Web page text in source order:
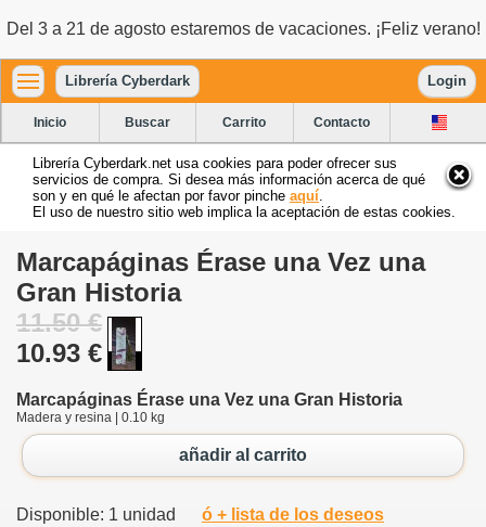
Del 3 a 21 de agosto estaremos de vacaciones. ¡Feliz verano!
Librería Cyberdark Login
Inicio Buscar Carrito Contacto
Librería Cyberdark.net usa cookies para poder ofrecer sus
servicios de compra. Si desea más información acerca de qué
son y en qué le afectan por favor pinche aquí
El uso de nuestro sitio web implica la aceptación de estas cookies.
Marcapáginas Érase una Vez una
Gran Historia
11.50 €
10.93 €
Marcapáginas Érase una Vez una Gran Historia
Madera y resina | 0.10 kg
añadir al carrito
Disponible: 1 unidad ó + lista de los deseos